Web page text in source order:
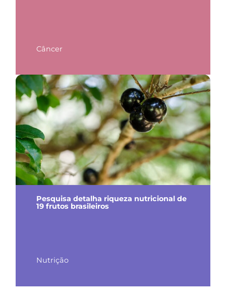
Câncer
Pesquisa detalha riqueza nutricional de
19 frutos brasileiros
Nutrição